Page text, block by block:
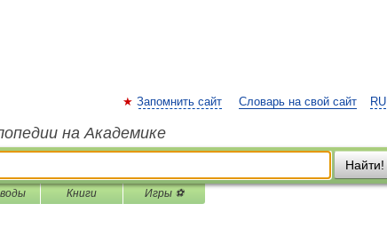
RU
Запомнить сайт Словарь на свой сайт
на Академике
Найти!
Книги Игры ⚽